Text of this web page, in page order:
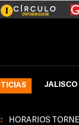
JALISCO
HORARIOS